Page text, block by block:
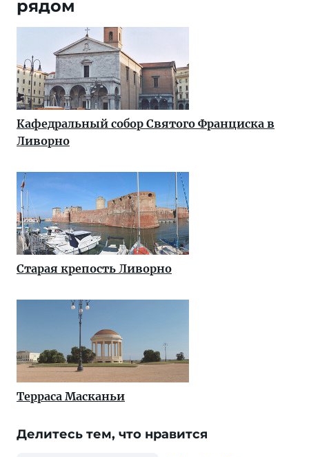
рядом
Кафедральный собор Святого Франциска в
Ливорно
Старая крепость Ливорно
Терраса Масканьи
Делитесь тем, что нравится